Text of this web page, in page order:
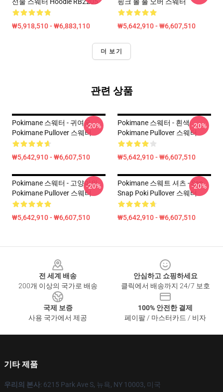
₩5,918,510 - ₩6,883,110 ₩5,642,910 - ₩6,607,510
더 보기
관련 상품
Pokimane 스웨터 - 귀여운
Pokimane Pullover 스웨터
₩5,642,910 - ₩6,607,510
-20%
Pokimane 스웨터 - 흰색
Pokimane Pullover 스웨터
₩5,642,910 - ₩6,607,510
-20%
Pokimane 스웨터 - 고양이와
Pokimane Pullover 스웨터
₩5,642,910 - ₩6,607,510
-20%
Pokimane 스웨트 셔츠 - Sap
Snap Poki Pullover 스웨터
₩5,642,910 - ₩6,607,510
-20%
전 세계 배송
200개 이상의 국가로 배송
안심하고 쇼핑하세요
클릭에서 배송까지 24/7 보호
국제 보증
사용 국가에서 제공
100% 안전한 결제
페이팔 / 마스터카드 / 비자
기타 제품
우리의 본사: 6215 Park Ave S, 뉴욕, NY 10003, 미국